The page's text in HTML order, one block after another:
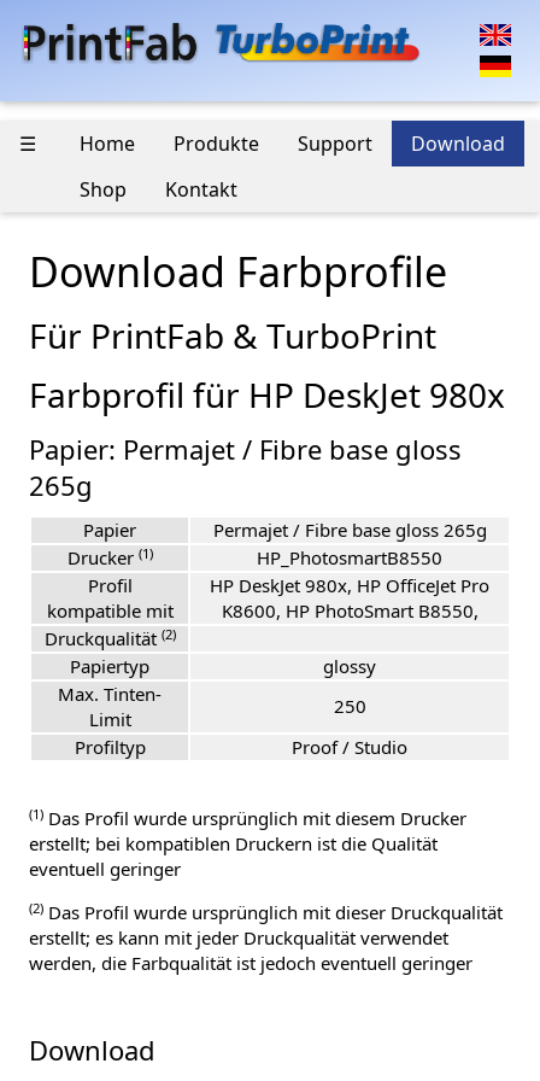
☰ Home Produkte Support
Download
Shop
Kontakt
Download Farbprofile
Für PrintFab & TurboPrint
Farbprofil für HP DeskJet 980x
Papier: Permajet / Fibre base gloss
265g
Papier
Permajet / Fibre base gloss 265g
Drucker (1)
HP_PhotosmartB8550
Profil
kompatible mit
HP DeskJet 980x, HP OfficeJet Pro
K8600, HP PhotoSmart B8550,
Druckqualität (2)
Papiertyp
glossy
Max. Tinten-
Limit
250
Profiltyp
Proof / Studio
(1) Das Profil wurde ursprünglich mit diesem Drucker
erstellt; bei kompatiblen Druckern ist die Qualität
eventuell geringer
(2) Das Profil wurde ursprünglich mit dieser Druckqualität
erstellt; es kann mit jeder Druckqualität verwendet
werden, die Farbqualität ist jedoch eventuell geringer
Download